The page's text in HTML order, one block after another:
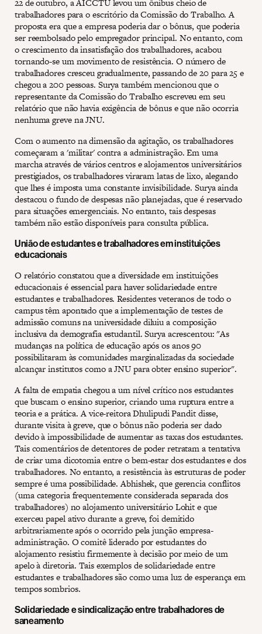
trabalhadores para o escritório da Comissão do Trabalho. A
proposta era que a empresa poderia dar o bônus, que poderia
ser reembolsado pelo empregador principal. No entanto, com
o crescimento da insatisfação dos trabalhadores, acabou
tornando-se um movimento de resistência. O número de
trabalhadores cresceu gradualmente, passando de 20 para 25 e
chegou a 200 pessoas. Surya também mencionou que o
representante da Comissão do Trabalho escreveu em seu
relatório que não havia exigência de bônus e que não ocorria
nenhuma greve na JNU.
Com o aumento na dimensão da agitação, os trabalhadores
começaram a 'militar' contra a administração. Em uma
marcha através de vários centros e alojamentos universitários
prestigiados, os trabalhadores viraram latas de lixo, alegando
que lhes é imposta uma constante invisibilidade. Surya ainda
destacou o fundo de despesas não planejadas, que é reservado
para situações emergenciais. No entanto, tais despesas
também não estão disponíveis para consulta pública.
União de estudantes e trabalhadores em instituições
educacionais
O relatório constatou que a diversidade em instituições
educacionais é essencial para haver solidariedade entre
estudantes e trabalhadores. Residentes veteranos de todo o
campus têm apontado que a implementação de testes de
admissão comuns na universidade diluiu a composição
inclusiva da demografia estudantil. Surya acrescentou: "As
mudanças na política de educação após os anos 90
possibilitaram às comunidades marginalizadas da sociedade
alcançar institutos como a JNU para obter ensino superior".
A falta de empatia chegou a um nível crítico nos estudantes
que buscam o ensino superior, criando uma ruptura entre a
teoria e a prática. A vice-reitora Dhulipudi Pandit disse,
durante visita à greve, que o bônus não poderia ser dado
devido à impossibilidade de aumentar as taxas dos estudantes.
Tais comentários de detentores de poder retratam a tentativa
de criar uma dicotomia entre o bem-estar dos estudantes e dos
trabalhadores. No entanto, a resistência às estruturas de poder
sempre é uma possibilidade. Abhishek, que gerencia conflitos
(uma categoria frequentemente considerada separada dos
trabalhadores) no alojamento universitário Lohit e que
exerceu papel ativo durante a greve, foi demitido
arbitrariamente após o ocorrido pela junção empresa-
administração. O comitê liderado por estudantes do
alojamento resistiu firmemente à decisão por meio de um
apelo à diretoria. Tais exemplos de solidariedade entre
estudantes e trabalhadores são como uma luz de esperança em
tempos sombrios.
Solidariedade e sindicalização entre trabalhadores de
saneamento